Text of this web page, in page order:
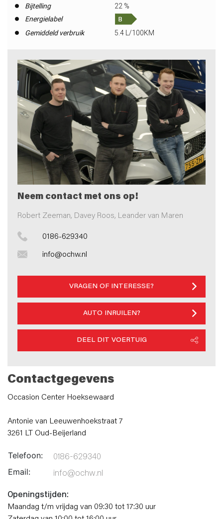
Bijtelling
22 %
Energielabel
Gemiddeld verbruik
5.4 L/100KM
Neem contact met ons op!
Robert Zeeman, Davey Roos, Leander van Maren
0186-629340
info@ochw.nl
VRAGEN OF INTERESSE?
AUTO INRUILEN?
DEEL DIT VOERTUIG
Contactgegevens
Occasion Center Hoeksewaard
Antonie van Leeuwenhoekstraat 7
3261 LT Oud-Beijerland
Telefoon: 0186-629340
Email: info@ochw.nl
Openingstijden:
Maandag t/m vrijdag van 09:30 tot 17:30 uur